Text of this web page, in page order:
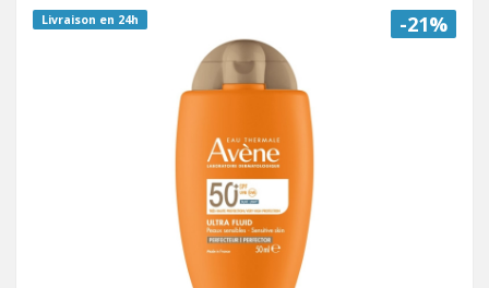
Livraison en 24h -21%